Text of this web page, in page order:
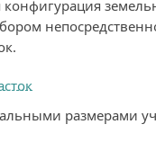
размерами